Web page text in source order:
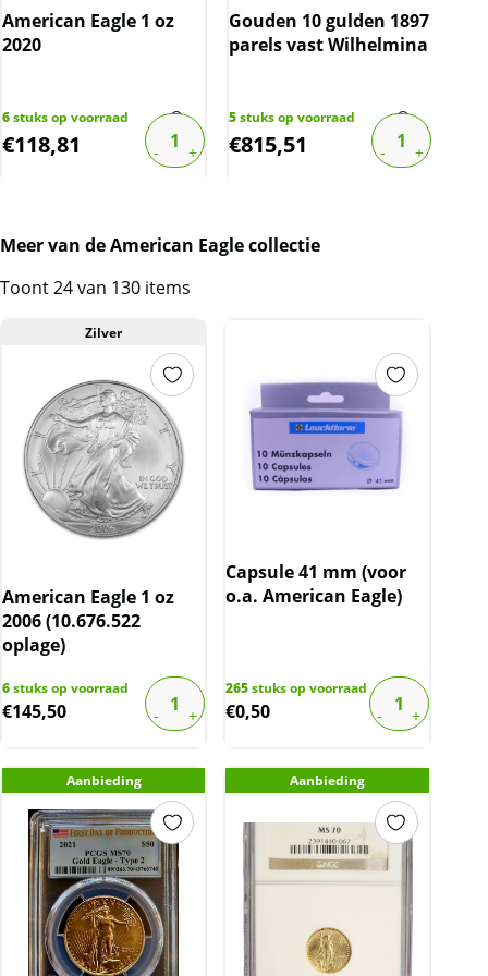
American Eagle 1 oz
2020
6stuks op voorraad
€118,81
Gouden 10 gulden 1897
parels vast Wilhelmina
5stuks op voorraad
€815,51
Meer van de American Eagle collectie
Toont 24 van 130 items
Zilver
American Eagle 1 oz
2006 (10.676.522
oplage)
6stuks op voorraad
€145,50
Capsule 41 mm (voor
o.a. American Eagle)
265stuks op voorraad
€0,50
Aanbieding Aanbieding